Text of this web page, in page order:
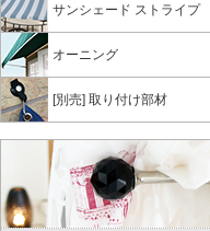
サンシェード ストライプ
オーニング
[別売] 取り付け部材